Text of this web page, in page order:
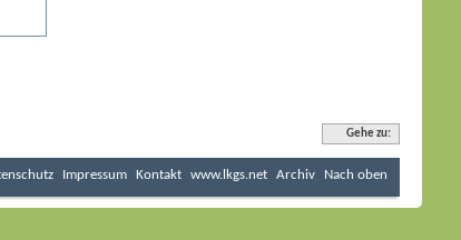
Gehe zu:
Impressum Kontakt www.lkgs.net Archiv Nach oben